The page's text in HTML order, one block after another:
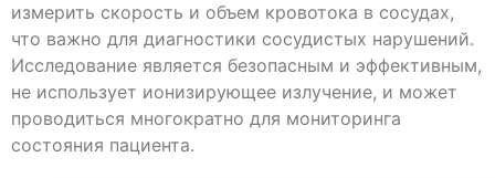
измерить скорость и объем кровотока в сосудах,
что важно для диагностики сосудистых нарушений.
Исследование является безопасным и эффективным,
не использует ионизирующее излучение, и может
проводиться многократно для мониторинга
состояния пациента.